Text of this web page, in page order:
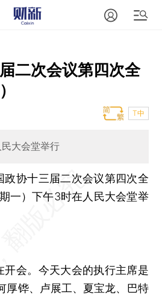
二次会议第四次全
T中
大会堂举行
政协十三届二次会议第四次全
一）下午3时在人民大会堂举
会。今天大会的执行主席是
厚铧、卢展工、夏宝龙、巴特